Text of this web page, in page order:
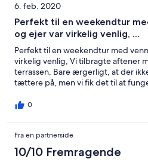
6. feb. 2020
Perfekt til en weekendtur
og ejer var virkelig venlig, ...
Perfekt til en weekendtur med
virkelig venlig, Vi tilbragte aftener
terrassen, Bare ærgerligt, at der
tættere på, men vi fik det til at
0
Fra en partnerside
10/10 Fremragende